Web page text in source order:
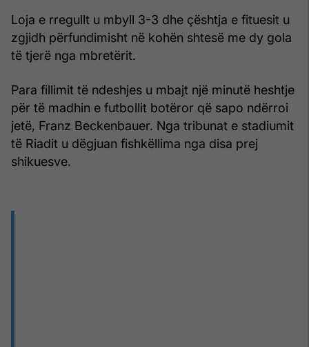
Loja e rregullt u mbyll 3-3 dhe çështja e fituesit u
zgjidh përfundimisht në kohën shtesë me dy gola
të tjerë nga mbretërit.
Para fillimit të ndeshjes u mbajt një minutë heshtje
për të madhin e futbollit botëror që sapo ndërroi
jetë, Franz Beckenbauer. Nga tribunat e stadiumit
të Riadit u dëgjuan fishkëllima nga disa prej
shikuesve.